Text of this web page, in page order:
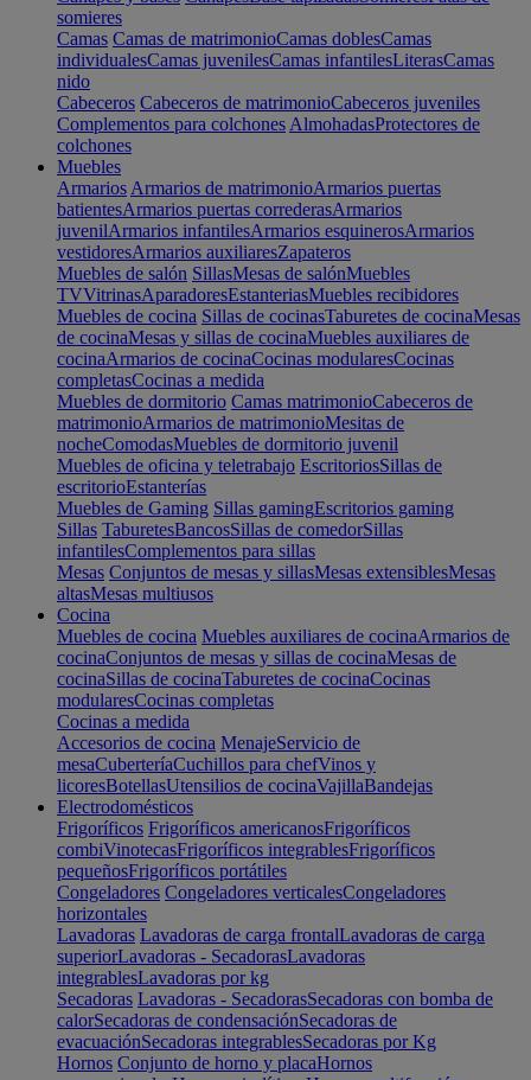
somieres
Camas Camas de matrimonioCamas doblesCamas
individualesCamas juvenilesCamas infantilesLiterasCamas
nido
Cabeceros Cabeceros de matrimonioCabeceros juveniles
Complementos para colchones AlmohadasProtectores de
colchones
Muebles
Armarios Armarios de matrimonioArmarios puertas
batientesArmarios puertas correderasArmarios
juvenilArmarios infantilesArmarios esquinerosArmarios
vestidoresArmarios auxiliaresZapateros
Muebles de salón SillasMesas de salónMuebles
TVVitrinasAparadoresEstanteriasMuebles recibidores
Muebles de cocina Sillas de cocinasTaburetes de cocinaMesas
de cocinaMesas y sillas de cocinaMuebles auxiliares de
cocinaArmarios de cocinaCocinas modularesCocinas
completasCocinas a medida
Muebles de dormitorio Camas matrimonioCabeceros de
matrimonioArmarios de matrimonioMesitas de
nocheComodasMuebles de dormitorio juvenil
Muebles de oficina y teletrabajo EscritoriosSillas de
escritorioEstanterías
Muebles de Gaming Sillas gamingEscritorios gaming
Sillas TaburetesBancosSillas de comedorSillas
infantilesComplementos para sillas
Mesas Conjuntos de mesas y sillasMesas extensiblesMesas
altasMesas multiusos
Cocina
Muebles de cocina Muebles auxiliares de cocinaArmarios de
cocinaConjuntos de mesas y sillas de cocinaMesas de
cocinaSillas de cocinaTaburetes de cocinaCocinas
modularesCocinas completas
Cocinas a medida
Accesorios de cocina MenajeServicio de
mesaCuberteríaCuchillos para chefVinos y
licoresBotellasUtensilios de cocinaVajillaBandejas
Electrodomésticos
Frigoríficos Frigoríficos americanosFrigoríficos
combiVinotecasFrigoríficos integrablesFrigoríficos
pequeñosFrigoríficos portátiles
Congeladores Congeladores verticalesCongeladores
horizontales
Lavadoras Lavadoras de carga frontalLavadoras de carga
superiorLavadoras - SecadorasLavadoras
integrablesLavadoras por kg
Secadoras Lavadoras - SecadorasSecadoras con bomba de
calorSecadoras de condensaciónSecadoras de
evacuaciónSecadoras integrablesSecadoras por Kg
Hornos Conjunto de horno y placaHornos